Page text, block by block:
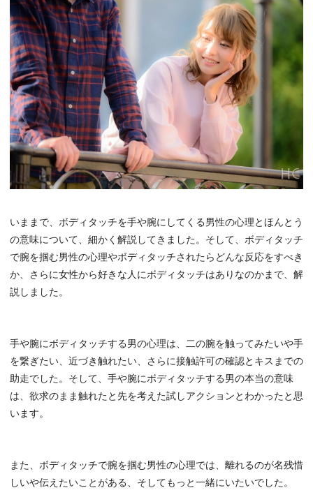
いままで、ボディタッチを手や腕にしてくる男性の心理とほんとう
の意味について、細かく解説してきました。そして、ボディタッチ
で腕を掴む男性の心理やボディタッチされたらどんな反応をすべき
か、さらに女性から好きな人にボディタッチはありなのかまで、解
説しました。
手や腕にボディタッチする男の心理は、二の腕を触ってみたいや手
を繋ぎたい、近づき触れたい、さらに接触許可の確認とキスまでの
助走でした。そして、手や腕にボディタッチする男の本当の意味
は、欲求のまま触れたと先を考えた試しアクションとわかったと思
います。
また、ボディタッチで腕を掴む男性の心理では、離れるのが名残惜
しいや伝えたいことがある、そしてもっと一緒にいたいでした。